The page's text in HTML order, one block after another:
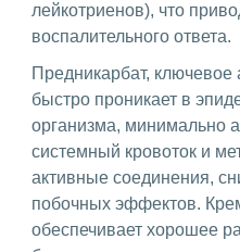
лейкотриенов), что
воспалительного ответа.
Предникарбат,
быстро проникает в
организма, минимально
системный кровоток и
активные соединения,
побочных эффектов.
обеспечивает хорошее